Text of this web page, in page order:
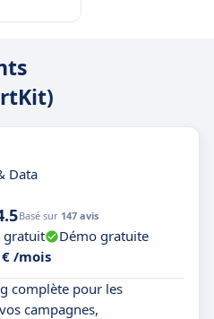
Data
Basé sur 147 avis
gratuit
Démo gratuite
/mois
complète pour les
campagnes,